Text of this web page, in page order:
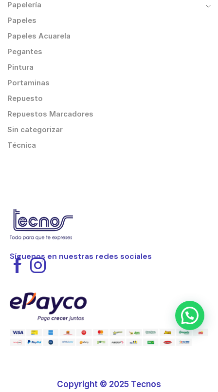
Papelería
Papeles
Papeles Acuarela
Pegantes
Pintura
Portaminas
Repuesto
Repuestos Marcadores
Sin categorizar
Técnica
Síguenos en nuestras redes sociales
Copyright © 2025 Tecnos